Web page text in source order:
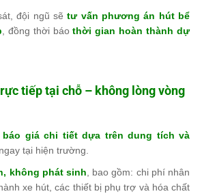
đội ngũ sẽtư vấn phương án hút bể
, đồng thời báothời gian hoàn thành dự
tiếp tại chỗ – không lòng vòng
báo giá chi tiết dựa trên dung tích và
ngay tại hiện trường.
không phát sinh , bao gồm: chi phí nhân
xe hút, các thiết bị phụ trợ và hóa chất